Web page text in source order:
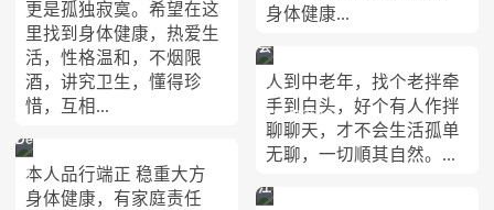
娆更是孤独寂寞。希望在这
里找到身体健康，热爱生
活，性格温和，不烟限
酒，讲究卫生，懂得珍
惜，互相...
Dear
萌
本人品行端正 稳重大方
身体健康，有家庭责任
身体健康...
会
员
1811443518
人到中老年，找个老拌牵
手到白头，好个有人作拌
聊聊天，才不会生活孤单
无聊，一切順其自然。...
江